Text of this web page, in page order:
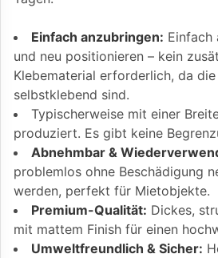
Einfach anzubringen: Einfach
und neu positionieren – kein
Klebematerial erforderlich, da
selbstklebend sind.
Typischerweise mit einer
produziert. Es gibt keine
Abnehmbar &
problemlos ohne Beschädigung
werden, perfekt für Mietobjekte.
Premium-Qualität: Dickes,
mit mattem Finish für einen
Umweltfreundlich & Sicher: